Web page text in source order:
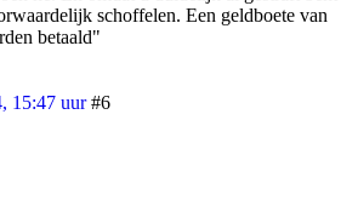
schoffelen. Een geldboete van
betaald"
15:47 uur #6